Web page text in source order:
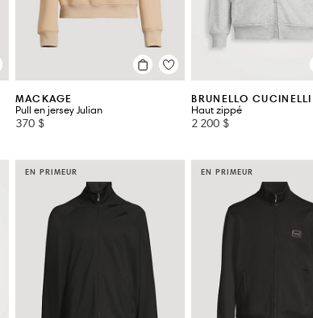
MACKAGE
Pull en jersey Julian
370 $
BRUNELLO CUCINELLI
Haut zippé
2 200 $
EN PRIMEUR EN PRIMEUR